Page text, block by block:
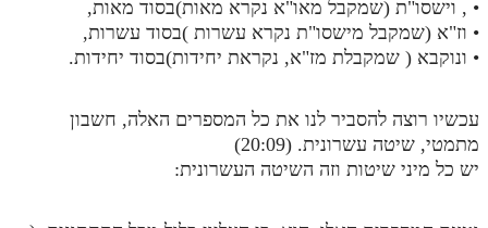
• , וישסו"ת (שמקבל מאו"א נקרא מאות)בסוד מאות,
• וז"א (שמקבל מישסו"ת נקרא עשרות )בסוד עשרות,
• ונוקבא ( שמקבלת מז"א, נקראת יחידות)בסוד יחידות.
עכשיו רוצה להסביר לנו את כל המספרים האלה, חשבון
מתמטי, שיטה עשרונית. (20:09)
יש כל מיני שיטות וזה השיטה העשרונית: